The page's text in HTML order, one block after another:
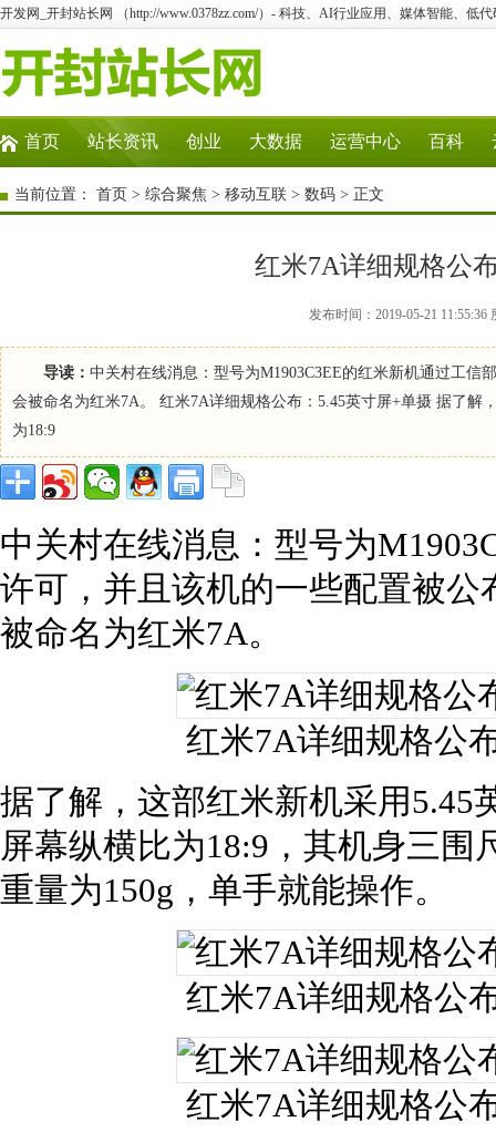
开发网_开封站长网 （http://www.0378zz.com/）- 科技、AI行业应用、媒体智能、低
首页 站长资讯 创业 大数据 运营中心 百科
当前位置： 首页 > 综合聚焦 > 移动互联 > 数码 > 正文
红米7A详细规格公
发布时间：2019-05-21
导读： 中关村在线消息：型号为M1903C3EE的红米新机通过工
会被命名为红米7A。 红米7A详细规格公布：5.45英寸屏+单摄 据了解
为18:9
中关村在线消息：型号为
许可，并且该机的一些配置被
被命名为红米7A。
红米7A详细规格公
据了解，这部红米新机采用5.45
屏幕纵横比为18:9，其机身三围
重量为150g，单手就能操作。
红米7A详细规格公
红米7A详细规格公